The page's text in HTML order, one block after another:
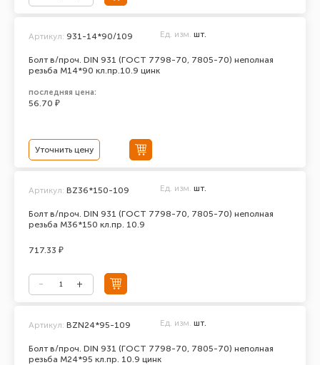
Болт в/проч. DIN 931 (ГОСТ 7798-70, 7805-70) неполная
резьба М14*90 кл.пр.10.9 цинк
Артикул: 931-14*90/109 Ед. изм. шт.
последняя цена:
56.70 ₽
Уточнить цену
Болт в/проч. DIN 931 (ГОСТ 7798-70, 7805-70) неполная
резьба М36*150 кл.пр. 10.9
Артикул: BZ36*150-109 Ед. изм. шт.
717.33 ₽
Болт в/проч. DIN 931 (ГОСТ 7798-70, 7805-70) неполная
резьба М24*95 кл.пр. 10.9 цинк
Артикул: BZN24*95-109 Ед. изм. шт.